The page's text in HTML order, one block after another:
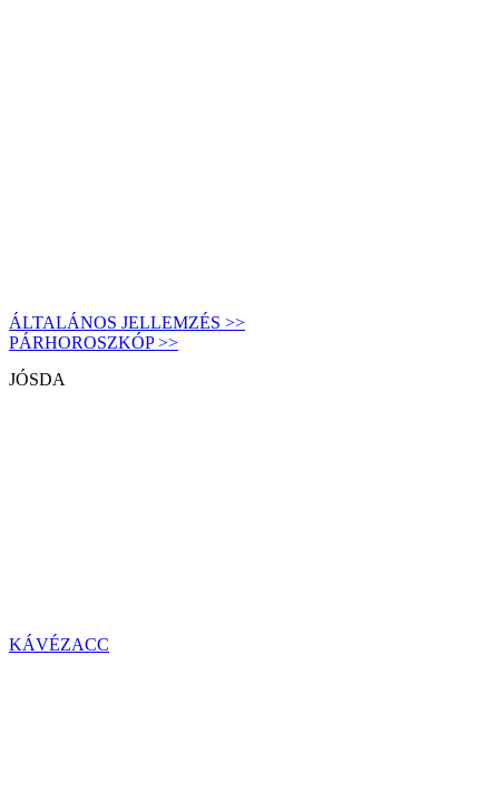
ÁLTALÁNOS JELLEMZÉS >>
PÁRHOROSZKÓP >>
JÓSDA
KÁVÉZACC